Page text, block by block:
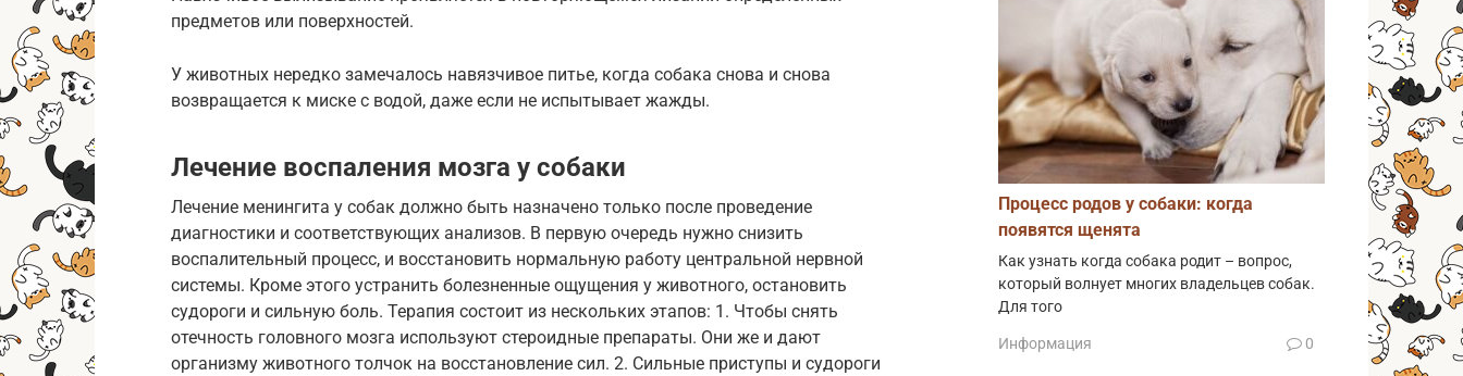
предметов или поверхностей.
У животных нередко замечалось навязчивое питье, когда собака снова и снова
возвращается к миске с водой, даже если не испытывает жажды.
Лечение воспаления мозга у собаки
Лечение менингита у собак должно быть назначено только после проведение
диагностики и соответствующих анализов. В первую очередь нужно снизить
воспалительный процесс, и восстановить нормальную работу центральной нервной
системы. Кроме этого устранить болезненные ощущения у животного, остановить
судороги и сильную боль. Терапия состоит из нескольких этапов: 1. Чтобы снять
отечность головного мозга используют стероидные препараты. Они же и дают
организму животного толчок на восстановление сил. 2. Сильные приступы и судороги
Процесс родов у собаки: когда
появятся щенята
Как узнать когда собака родит – вопрос,
который волнует многих владельцев собак.
Для того
Информация 0